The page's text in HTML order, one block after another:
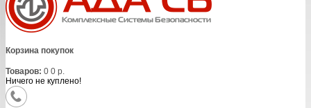
Корзина покупок
Товаров: 0 0 р.
Ничего не куплено!